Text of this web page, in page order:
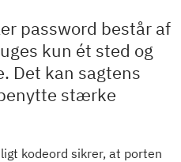
password består af
kun ét sted og
Det kan sagtens
stærke
kodeord sikrer, at porten